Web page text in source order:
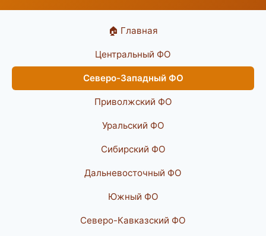
🏠 Главная
Центральный ФО
Северо-Западный ФО
Приволжский ФО
Уральский ФО
Сибирский ФО
Дальневосточный ФО
Южный ФО
Северо-Кавказский ФО